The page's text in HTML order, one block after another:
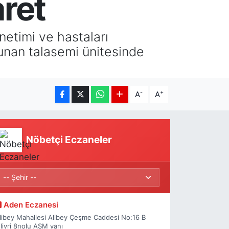
ve hastaları
talasemi ünitesinde
A- A+
Nöbetçi Eczaneler
Aden Eczanesi
Mahallesi Alibey Çeşme Caddesi No:16 B
8nolu ASM yanı